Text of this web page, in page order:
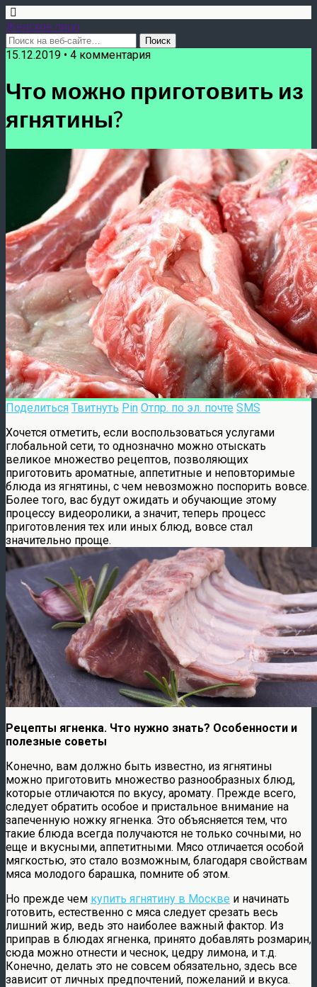
Женское лицо
15.12.2019 • 4 комментария
Что можно приготовить из
ягнятины?
Поделиться Твитнуть Pin Отпр. по эл. почте SMS
Хочется отметить, если воспользоваться услугами
глобальной сети, то однозначно можно отыскать
великое множество рецептов, позволяющих
приготовить ароматные, аппетитные и неповторимые
блюда из ягнятины, с чем невозможно поспорить вовсе.
Более того, вас будут ожидать и обучающие этому
процессу видеоролики, а значит, теперь процесс
приготовления тех или иных блюд, вовсе стал
значительно проще.
Рецепты ягненка. Что нужно знать? Особенности и
полезные советы
Конечно, вам должно быть известно, из ягнятины
можно приготовить множество разнообразных блюд,
которые отличаются по вкусу, аромату. Прежде всего,
следует обратить особое и пристальное внимание на
запеченную ножку ягненка. Это объясняется тем, что
такие блюда всегда получаются не только сочными, но
еще и вкусными, аппетитными. Мясо отличается особой
мягкостью, это стало возможным, благодаря свойствам
мяса молодого барашка, помните об этом.
Но прежде чем купить ягнятину в Москве и начинать
готовить, естественно с мяса следует срезать весь
лишний жир, ведь это наиболее важный фактор. Из
приправ в блюдах ягненка, принято добавлять розмарин,
сюда можно отнести и чеснок, цедру лимона, и т.д.
Конечно, делать это не совсем обязательно, здесь все
зависит от личных предпочтений, пожеланий и вкуса.